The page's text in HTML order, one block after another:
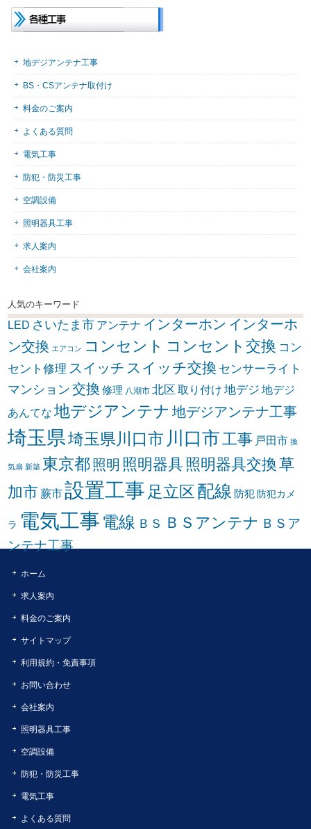
地デジアンテナ工事
BS・CSアンテナ取付け
料金のご案内
よくある質問
電気工事
防犯・防災工事
空調設備
照明器具工事
求人案内
会社案内
人気のキーワード
LED さいたま市 アンテナ インターホン インターホ
ン交換 エアコン コンセント コンセント交換 コン
セント修理 スイッチ スイッチ交換 センサーライト
マンション 交換 修理 八潮市 北区 取り付け 地デジ 地デジ
あんてな 地デジアンテナ 地デジアンテナ工事
埼玉県埼玉県川口市 川口市工事 戸田市 換
気扇 新築 東京都照明 照明器具 照明器具交換草
加市 蕨市設置工事 足立区配線 防犯 防犯カメ
ラ 電気工事 電線 ＢＳ ＢＳアンテナ ＢＳア
ンテナ工事
ホーム
求人案内
料金のご案内
サイトマップ
利用規約・免責事項
お問い合わせ
会社案内
照明器具工事
空調設備
防犯・防災工事
電気工事
よくある質問